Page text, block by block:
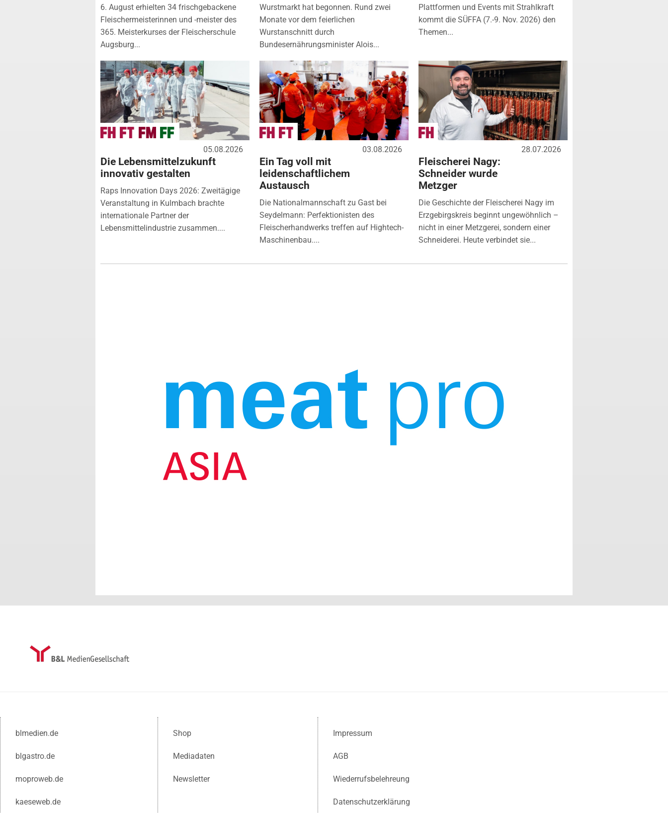
6. August erhielten 34 frischgebackene
Fleischermeisterinnen und -meister des
365. Meisterkurses der Fleischerschule
Augsburg...
Wurstmarkt hat begonnen. Rund zwei
Monate vor dem feierlichen
Wurstanschnitt durch
Bundesernährungsminister Alois...
Plattformen und Events mit Strahlkraft
kommt die SÜFFA (7.-9. Nov. 2026) den
Themen...
05.08.2026
Die Lebensmittelzukunft
innovativ gestalten
Raps Innovation Days 2026: Zweitägige
Veranstaltung in Kulmbach brachte
internationale Partner der
Lebensmittelindustrie zusammen....
03.08.2026
Ein Tag voll mit
leidenschaftlichem
Austausch
Die Nationalmannschaft zu Gast bei
Seydelmann: Perfektionisten des
Fleischerhandwerks treffen auf Hightech-
Maschinenbau....
28.07.2026
Fleischerei Nagy:
Schneider wurde
Metzger
Die Geschichte der Fleischerei Nagy im
Erzgebirgskreis beginnt ungewöhnlich –
nicht in einer Metzgerei, sondern einer
Schneiderei. Heute verbindet sie...
blmedien.de
blgastro.de
moproweb.de
kaeseweb.de
Shop
Mediadaten
Newsletter
Impressum
AGB
Wiederrufsbelehreung
Datenschutzerklärung